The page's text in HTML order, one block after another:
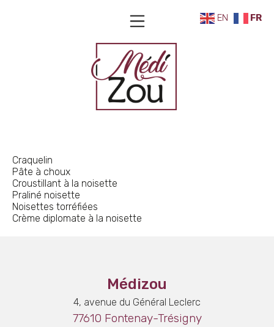
Menu mobile
Craquelin
Pâte à choux
Croustillant à la noisette
Praliné noisette
Noisettes torréfiées
Crème diplomate à la noisette
Médizou
4, avenue du Général Leclerc
77610 Fontenay-Trésigny
EN FR